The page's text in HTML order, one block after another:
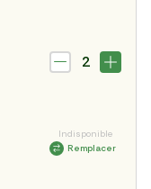
2
Indisponible
Remplacer